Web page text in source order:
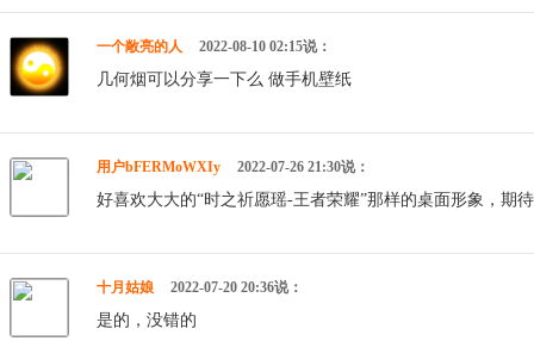
一个敞亮的人 2022-08-10 02:15说：
几何烟可以分享一下么 做手机壁纸
用户bFERMoWXIy 2022-07-26 21:30说：
好喜欢大大的“时之祈愿瑶-王者荣耀”那样的桌面形象，期
十月姑娘 2022-07-20 20:36说：
是的，没错的